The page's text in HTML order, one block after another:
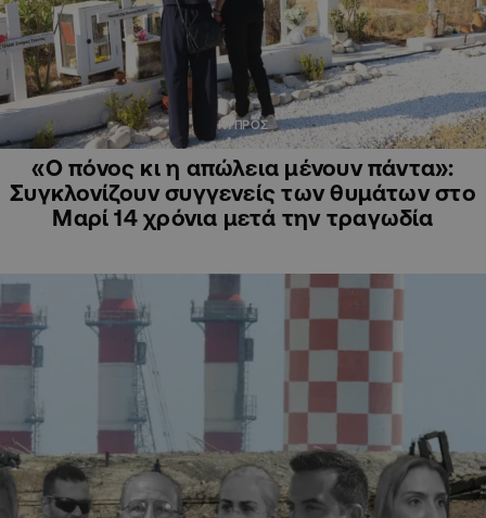
ΚΥΠΡΟΣ
«Ο πόνος κι η απώλεια μένουν πάντα»:
Συγκλονίζουν συγγενείς των θυμάτων στο
Μαρί 14 χρόνια μετά την τραγωδία